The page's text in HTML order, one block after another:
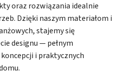
oraz rozwiązania idealnie
Dzięki naszym materiałom i
stajemy się
designu — pełnym
i praktycznych